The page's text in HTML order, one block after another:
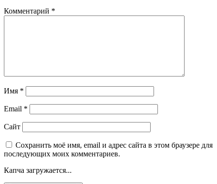
Комментарий *
Имя *
Email *
Сайт
Сохранить моё имя, email и адрес сайта в этом браузере для
последующих моих комментариев.
Капча загружается...